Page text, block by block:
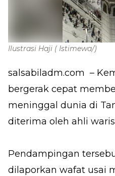
Ilustrasi Haji ( Istimewa/)
salsabiladm.com –
bergerak cepat
meninggal dunia di
diterima oleh ahli
Pendampingan
dilaporkan wafat usai